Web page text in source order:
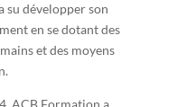
su développer son
en se dotant des
et des moyens
ACB Formation a